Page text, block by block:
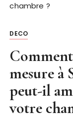
chambre ?
DECO
mesure à
peut-il
votre